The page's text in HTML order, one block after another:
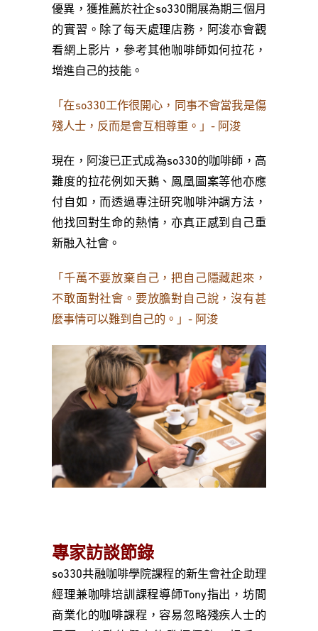
優異，獲推薦於社企so330開展為期三個月
的實習。除了每天處理店務，阿浚亦會觀
看網上影片，參考其他咖啡師如何拉花，
增進自己的技能。
「在so330工作很開心，同事不會當我是傷
殘人士，反而是會互相尊重。」- 阿浚
現在，阿浚已正式成為so330的咖啡師，高
難度的拉花例如天鵝、鳳凰圖案等他亦應
付自如，而透過專注研究咖啡沖調方法，
他找回對生命的熱情，亦真正感到自己重
新融入社會。
「千萬不要放棄自己，把自己隱藏起來，
不敢面對社會。要放膽對自己說，沒有甚
麼事情可以難到自己的。」- 阿浚
專家訪談節錄
so330共融咖啡學院課程的新生會社企助理
經理兼咖啡培訓課程導師Tony指出，坊間
商業化的咖啡課程，容易忽略殘疾人士的